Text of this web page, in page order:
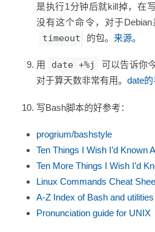
是执行1分钟后就kill掉，在
没有这个命令，对于
timeout 的包。 来源。
用 date +%j
可以告诉你
对于算天数非常有用。 date
写Bash脚本的好参考：
progrium/bashstyle
Ten Things I Wish I’d Known
Ten More Things I Wish I’d
Linux Commands Cheat
A-Z Index of Bash and utilities
Pronunciation guide for UNIX